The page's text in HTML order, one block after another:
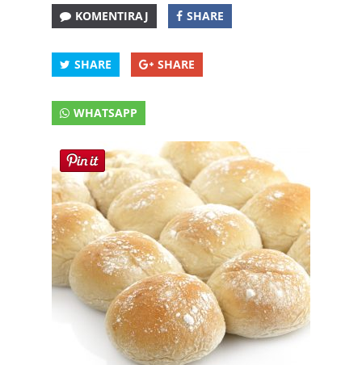
KOMENTIRAJ SHARE
SHARE SHARE
WHATSAPP